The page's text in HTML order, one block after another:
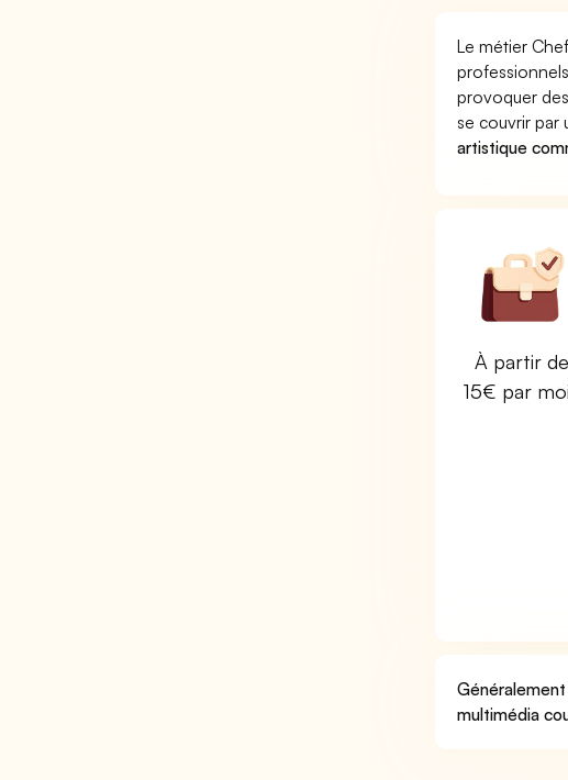
Le métier
provoquer
se couvrir par
artistique
À partir de
15€ par
multimédia